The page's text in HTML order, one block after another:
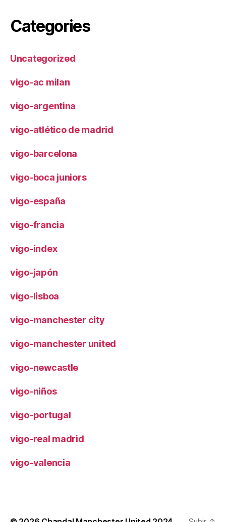
Categories
Uncategorized
vigo-ac milan
vigo-argentina
vigo-atlético de madrid
vigo-barcelona
vigo-boca juniors
vigo-españa
vigo-francia
vigo-index
vigo-japón
vigo-lisboa
vigo-manchester city
vigo-manchester united
vigo-newcastle
vigo-niños
vigo-portugal
vigo-real madrid
vigo-valencia